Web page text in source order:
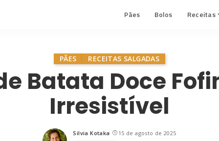
Pães Bolos Receitas
PÃES RECEITAS SALGADAS
Batata Doce
Irresistível
Posted
Silvia Kotaka 15 de agosto de 2025